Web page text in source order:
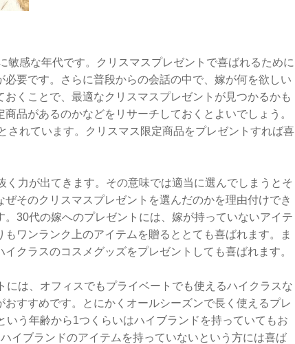
敏感な年代です。クリスマスプレゼントで喜ばれるために
要です。さらに普段からの会話の中で、嫁が何を欲しい
おくことで、最適なクリスマスプレゼントが見つかるかも
品があるのかなどをリサーチしておくとよいでしょう。
されています。クリスマス限定商品をプレゼントすれば喜
く力が出てきます。その意味では適当に選んでしまうとそ
そのクリスマスプレゼントを選んだのかを理由付けでき
。30代の嫁へのプレゼントには、嫁が持っていないアイテ
ワンランク上のアイテムを贈るととても喜ばれます。ま
クラスのコスメグッズをプレゼントしても喜ばれます。
には、オフィスでもプライベートでも使えるハイクラスな
すすめです。とにかくオールシーズンで長く使えるプレ
いう年齢から1つくらいはハイブランドを持っていてもお
イブランドのアイテムを持っていないという方には喜ば